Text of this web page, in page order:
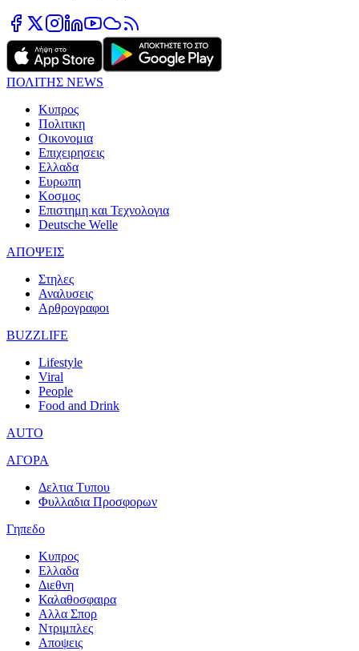
ΠΟΛΙΤΗΣ NEWS
Κυπρος
Πολιτικη
Οικονομια
Επιχειρησεις
Ελλαδα
Ευρωπη
Κοσμος
Επιστημη και Τεχνολογια
Deutsche Welle
ΑΠΟΨΕΙΣ
Στηλες
Αναλυσεις
Αρθρογραφοι
BUZZLIFE
Lifestyle
Viral
People
Food and Drink
AUTO
ΑΓΟΡΑ
Δελτια Τυπου
Φυλλαδια Προσφορων
Γηπεδο
Κυπρος
Ελλαδα
Διεθνη
Καλαθοσφαιρα
Αλλα Σπορ
Ντριμπλες
Αποψεις